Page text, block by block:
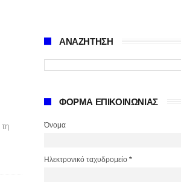
ΑΝΑΖΗΤΗΣΗ
ΦΟΡΜΑ ΕΠΙΚΟΙΝΩΝΙΑΣ
Όνομα
Ηλεκτρονικό ταχυδρομείο *